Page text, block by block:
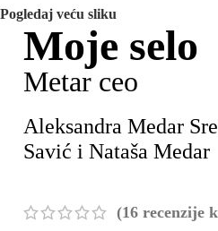
Pogledaj veću sliku
Moje selo
Metar ceo
Aleksandra Medar
Savić i Nataša Medar
(16 recenzije